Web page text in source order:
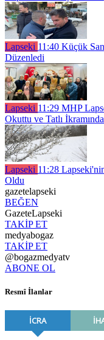
Lapseki 11:40 Küçük
Düzenledi
Lapseki 11:29 MHP
Okuttu ve Tatlı
Lapseki 11:28
Oldu
gazetelapseki
BEĞEN
GazeteLapseki
TAKİP ET
medyabogaz
TAKİP ET
@bogazmedyatv
ABONE OL
Resmî İlanlar